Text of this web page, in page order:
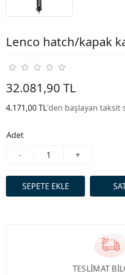
Lenco hatch/kapak
32.081,90 TL
4.171,00 TL'den başlayan taksit
Adet
-
+
TESLİMAT